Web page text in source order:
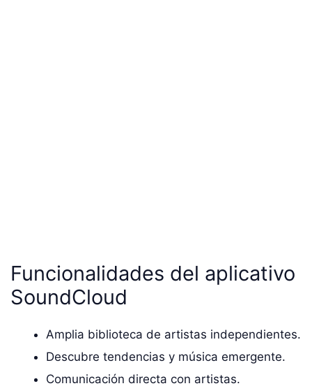
Funcionalidades del aplicativo
SoundCloud
Amplia biblioteca de artistas independientes.
Descubre tendencias y música emergente.
Comunicación directa con artistas.